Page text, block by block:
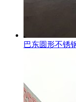
巴东圆形不锈